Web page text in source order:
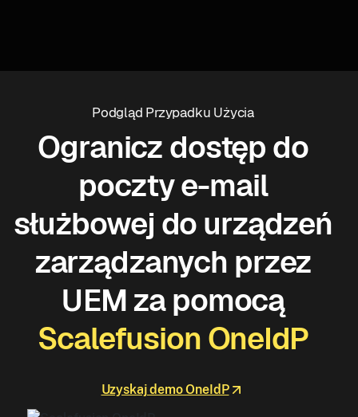
Podgląd Przypadku Użycia
Ogranicz dostęp do
poczty e-mail
służbowej do urządzeń
zarządzanych przez
UEM za pomocą
Scalefusion OneIdP
Uzyskaj demo OneIdP